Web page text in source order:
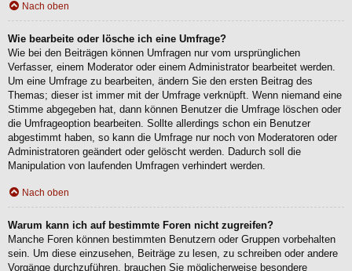
Nach oben
Wie bearbeite oder lösche ich eine Umfrage?
Wie bei den Beiträgen können Umfragen nur vom ursprünglichen
Verfasser, einem Moderator oder einem Administrator bearbeitet werden.
Um eine Umfrage zu bearbeiten, ändern Sie den ersten Beitrag des
Themas; dieser ist immer mit der Umfrage verknüpft. Wenn niemand eine
Stimme abgegeben hat, dann können Benutzer die Umfrage löschen oder
die Umfrageoption bearbeiten. Sollte allerdings schon ein Benutzer
abgestimmt haben, so kann die Umfrage nur noch von Moderatoren oder
Administratoren geändert oder gelöscht werden. Dadurch soll die
Manipulation von laufenden Umfragen verhindert werden.
Nach oben
Warum kann ich auf bestimmte Foren nicht zugreifen?
Manche Foren können bestimmten Benutzern oder Gruppen vorbehalten
sein. Um diese einzusehen, Beiträge zu lesen, zu schreiben oder andere
Vorgänge durchzuführen, brauchen Sie möglicherweise besondere